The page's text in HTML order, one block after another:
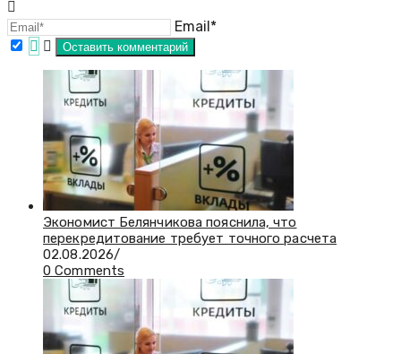
Email*
Экономист Белянчикова пояснила, что
перекредитование требует точного расчета
02.08.2026/
0 Comments